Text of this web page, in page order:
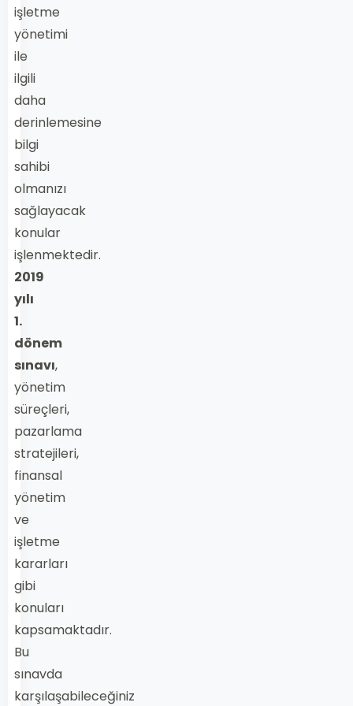
işletme
yönetimi
ile
ilgili
daha
derinlemesine
bilgi
sahibi
olmanızı
sağlayacak
konular
işlenmektedir.
2019
yılı
1.
dönem
sınavı,
yönetim
süreçleri,
pazarlama
stratejileri,
finansal
yönetim
ve
işletme
kararları
gibi
konuları
kapsamaktadır.
Bu
sınavda
karşılaşabileceğiniz